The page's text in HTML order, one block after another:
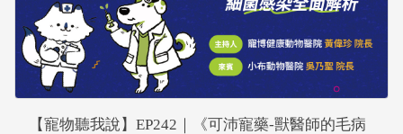
【寵物聽我說】EP242｜《可沛寵藥-獸醫師的毛病